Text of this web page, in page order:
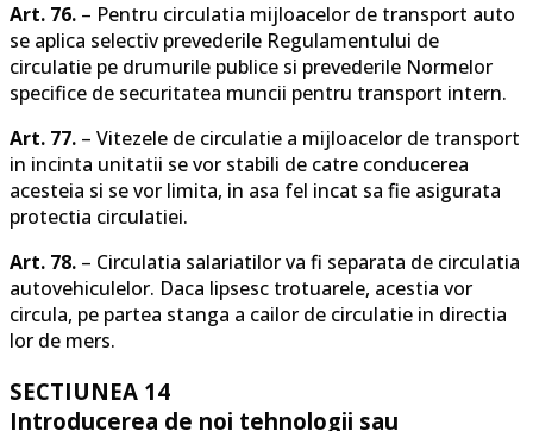
Art. 76. – Pentru circulatia mijloacelor de transport auto
se aplica selectiv prevederile Regulamentului de
circulatie pe drumurile publice si prevederile Normelor
specifice de securitatea muncii pentru transport intern.
Art. 77. – Vitezele de circulatie a mijloacelor de transport
in incinta unitatii se vor stabili de catre conducerea
acesteia si se vor limita, in asa fel incat sa fie asigurata
protectia circulatiei.
Art. 78. – Circulatia salariatilor va fi separata de circulatia
autovehiculelor. Daca lipsesc trotuarele, acestia vor
circula, pe partea stanga a cailor de circulatie in directia
lor de mers.
SECTIUNEA 14
Introducerea de noi tehnologii sau